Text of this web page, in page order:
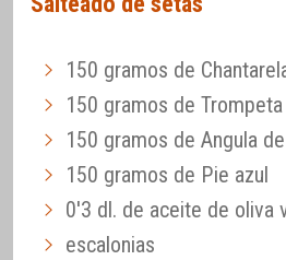
150 gramos de
150 gramos de
150 gramos de Angula
150 gramos de Pie azul
0'3 dl. de aceite de oliva
escalonias